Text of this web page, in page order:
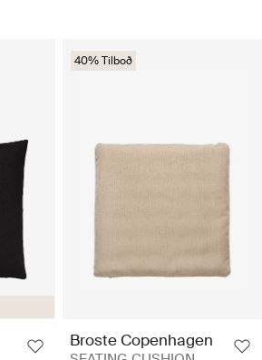
40% Tilboð
Broste Copenhagen